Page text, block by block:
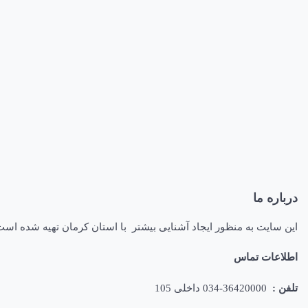
درباره ما
این سایت به منظور ایجاد آشنایی بیشتر با استان کرمان تهیه شده
اطلاعات تماس
تلفن :